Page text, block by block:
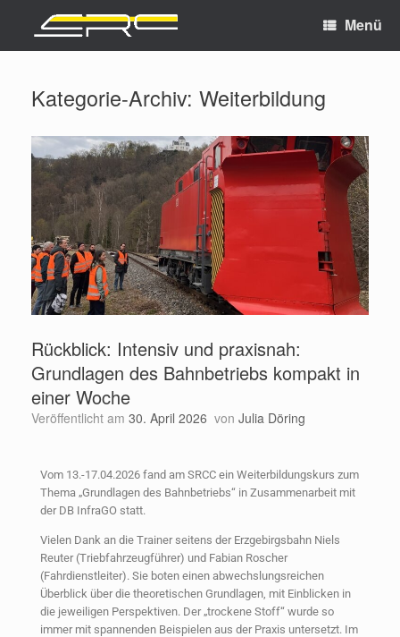
Menü
Kategorie-Archiv: Weiterbildung
Rückblick: Intensiv und praxisnah:
Grundlagen des Bahnbetriebs kompakt in
einer Woche
Veröffentlicht am 30. April 2026 von Julia Döring
Vom 13.-17.04.2026 fand am SRCC ein Weiterbildungskurs zum
Thema „Grundlagen des Bahnbetriebs“ in Zusammenarbeit mit
der DB InfraGO statt.
Vielen Dank an die Trainer seitens der Erzgebirgsbahn Niels
Reuter (Triebfahrzeugführer) und Fabian Roscher
(Fahrdienstleiter). Sie boten einen abwechslungsreichen
Überblick über die theoretischen Grundlagen, mit Einblicken in
die jeweiligen Perspektiven. Der „trockene Stoff“ wurde so
immer mit spannenden Beispielen aus der Praxis untersetzt. Im